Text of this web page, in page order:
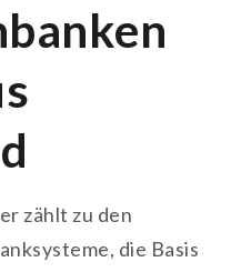
zählt zu den
die Basis